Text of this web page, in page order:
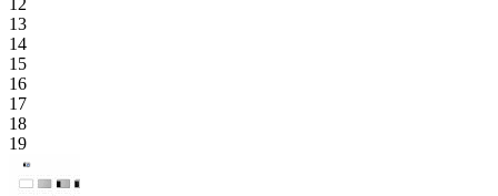
12
13
14
15
16
17
18
19